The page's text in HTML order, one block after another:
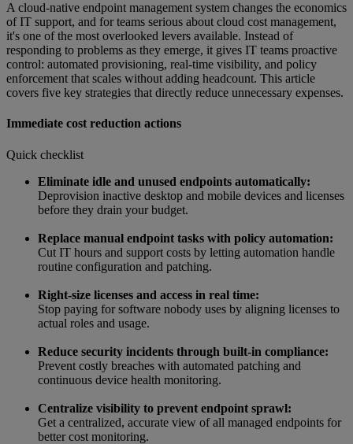
A cloud-native endpoint management system changes the economics
of IT support, and for teams serious about cloud cost management,
it's one of the most overlooked levers available. Instead of
responding to problems as they emerge, it gives IT teams proactive
control: automated provisioning, real-time visibility, and policy
enforcement that scales without adding headcount. This article
covers five key strategies that directly reduce unnecessary expenses.
Immediate cost reduction actions
Quick checklist
Eliminate idle and unused endpoints automatically:
Deprovision inactive desktop and mobile devices and licenses
before they drain your budget.
Replace manual endpoint tasks with policy automation:
Cut IT hours and support costs by letting automation handle
routine configuration and patching.
Right-size licenses and access in real time:
Stop paying for software nobody uses by aligning licenses to
actual roles and usage.
Reduce security incidents through built-in compliance:
Prevent costly breaches with automated patching and
continuous device health monitoring.
Centralize visibility to prevent endpoint sprawl:
Get a centralized, accurate view of all managed endpoints for
better cost monitoring.